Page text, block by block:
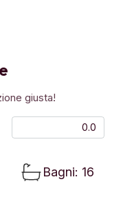
giusta!
0.0
Bagni: 16